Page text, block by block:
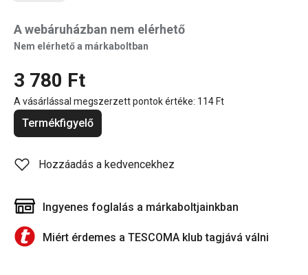
A webáruházban nem elérhető
Nem elérhető a márkaboltban
3 780 Ft
A vásárlással megszerzett pontok értéke: 114 Ft
Termékfigyelő
Hozzáadás a kedvencekhez
Ingyenes foglalás a márkaboltjainkban
Miért érdemes a TESCOMA klub tagjává válni